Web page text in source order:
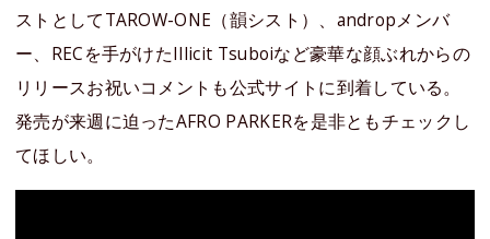
ストとしてTAROW-ONE（韻シスト）、andropメンバ
ー、RECを手がけたIllicit Tsuboiなど豪華な顔ぶれからの
リリースお祝いコメントも公式サイトに到着している。
発売が来週に迫ったAFRO PARKERを是非ともチェックし
てほしい。